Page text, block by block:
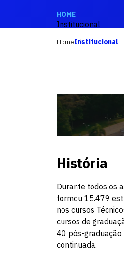
HOME
Institucional
HomeInstitucional
História
Durante todos os
formou 15.479
nos cursos
cursos de
40 pós-graduação
continuada.